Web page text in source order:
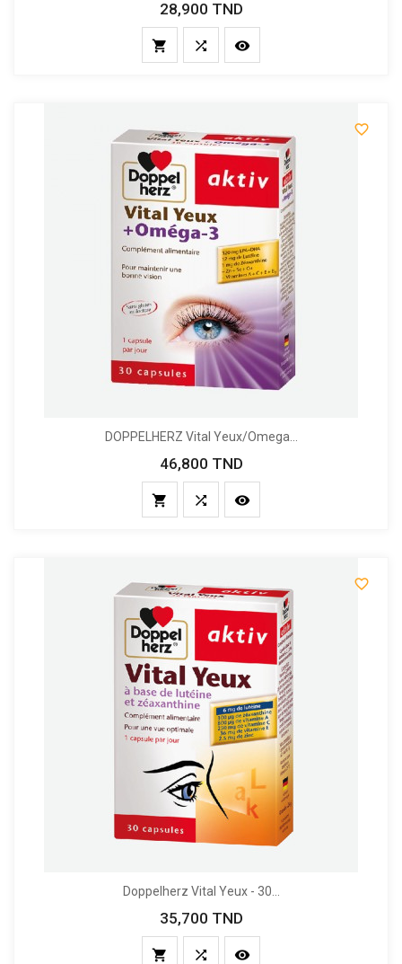
Prix
28,900 TND
  

DOPPELHERZ Vital Yeux/Omega...
Prix
46,800 TND
  

Doppelherz Vital Yeux - 30...
Prix
35,700 TND
  